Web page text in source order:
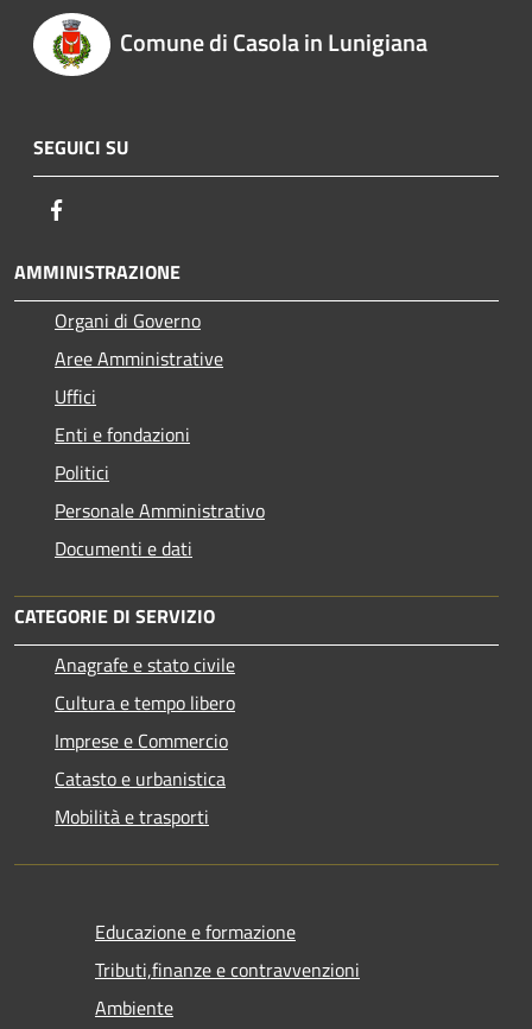
Comune di Casola in Lunigiana
SEGUICI SU
AMMINISTRAZIONE
Organi di Governo
Aree Amministrative
Uffici
Enti e fondazioni
Politici
Personale Amministrativo
Documenti e dati
CATEGORIE DI SERVIZIO
Anagrafe e stato civile
Cultura e tempo libero
Imprese e Commercio
Catasto e urbanistica
Mobilità e trasporti
Educazione e formazione
Tributi,finanze e contravvenzioni
Ambiente